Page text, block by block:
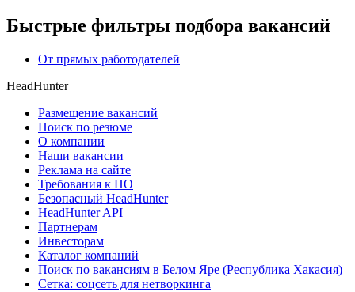
Быстрые фильтры подбора вакансий
От прямых работодателей
HeadHunter
Размещение вакансий
Поиск по резюме
О компании
Наши вакансии
Реклама на сайте
Требования к ПО
Безопасный HeadHunter
HeadHunter API
Партнерам
Инвесторам
Каталог компаний
Поиск по вакансиям в Белом Яре (Республика Хакасия)
Сетка: соцсеть для нетворкинга